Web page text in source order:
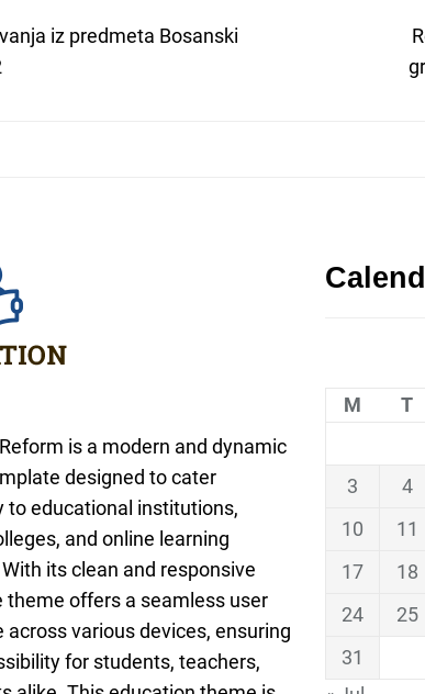
iz predmeta Bosanski
is a modern and dynamic
designed to cater
to educational institutions,
and online learning
its clean and responsive
theme offers a seamless user
across various devices, ensuring
for students, teachers,
M T
3
4
10
11
17
18
24
25
31